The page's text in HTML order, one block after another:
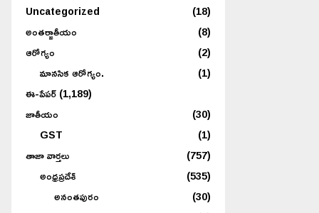
Uncategorized
(18)
అంతర్జాతీయం
(8)
ఆరోగ్యం
(2)
మానసిక ఆరోగ్యం.
(1)
ఈ-పేపర్(1,189)
జాతీయం
(30)
GST
(1)
తాజా వార్తలు
(757)
అంధ్రప్రదేశ్
(535)
అనంతపురం
(30)